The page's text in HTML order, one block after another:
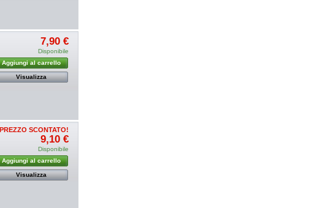
7,90 €
Disponibile
Aggiungi al carrello
Visualizza
PREZZO SCONTATO!
9,10 €
Disponibile
Aggiungi al carrello
Visualizza